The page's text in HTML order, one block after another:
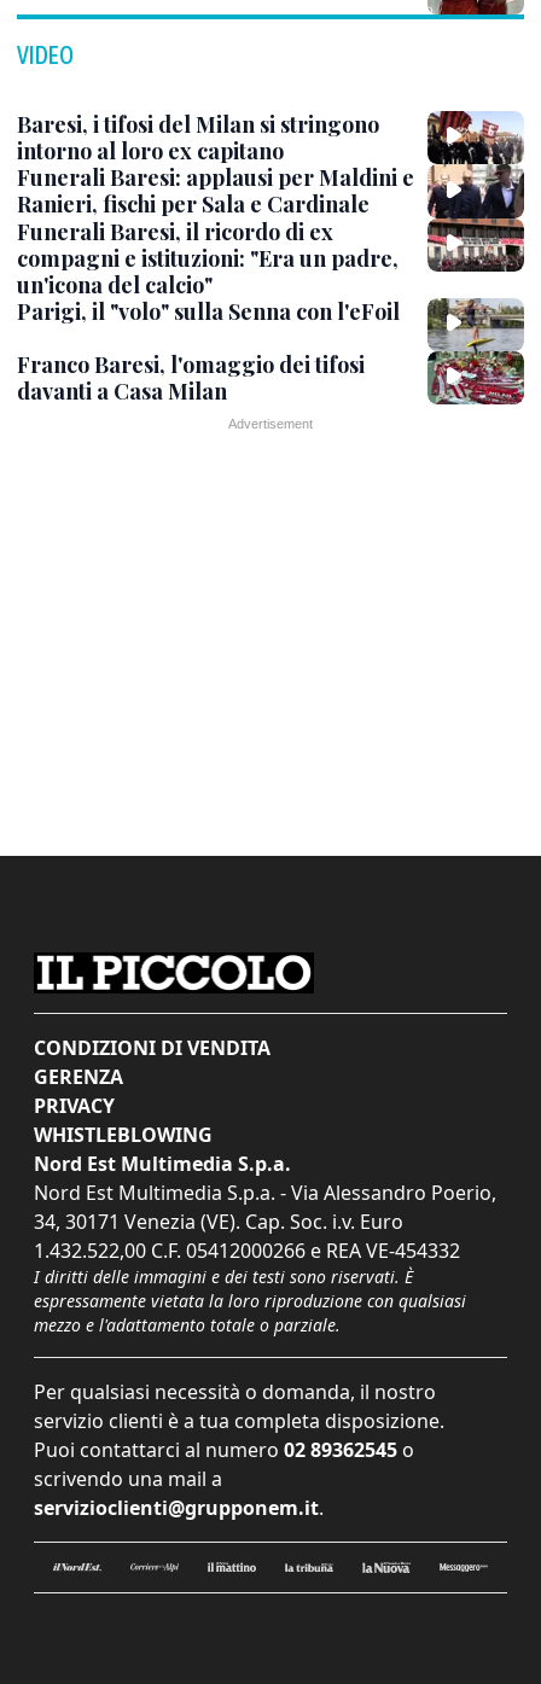
VIDEO
Baresi, i tifosi del Milan si stringono
intorno al loro ex capitano
Funerali Baresi: applausi per Maldini e
Ranieri, fischi per Sala e Cardinale
Funerali Baresi, il ricordo di ex
compagni e istituzioni: "Era un padre,
un'icona del calcio"
Parigi, il "volo" sulla Senna con l'eFoil
Franco Baresi, l'omaggio dei tifosi
davanti a Casa Milan
CONDIZIONI DI VENDITA
GERENZA
PRIVACY
WHISTLEBLOWING
Nord Est Multimedia S.p.a.
Nord Est Multimedia S.p.a. - Via Alessandro Poerio,
34, 30171 Venezia (VE). Cap. Soc. i.v. Euro
1.432.522,00 C.F. 05412000266 e REA VE-454332
I diritti delle immagini e dei testi sono riservati. È
espressamente vietata la loro riproduzione con qualsiasi
mezzo e l'adattamento totale o parziale.
Per qualsiasi necessità o domanda, il nostro
servizio clienti è a tua completa disposizione.
Puoi contattarci al numero 02 89362545 o
scrivendo una mail a
servizioclienti@grupponem.it.